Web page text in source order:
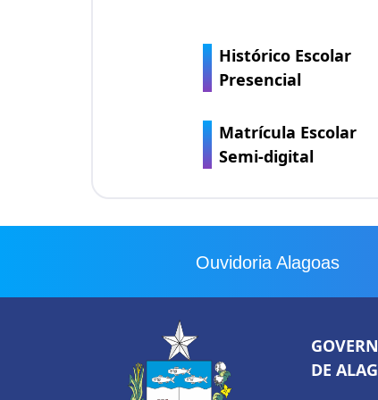
Histórico Escolar
Presencial
Matrícula Escolar
Semi-digital
Ouvidoria Alagoas
DE